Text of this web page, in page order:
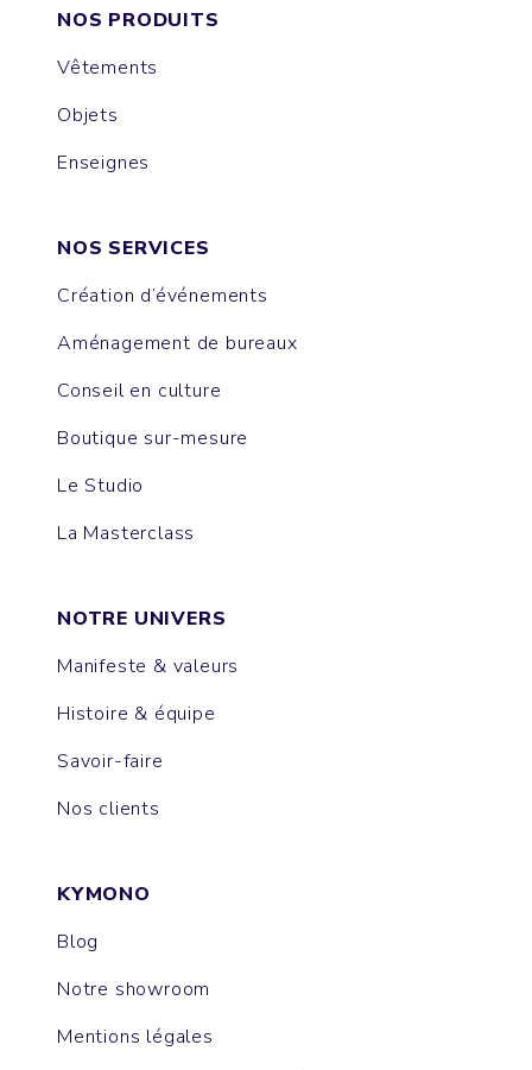
NOS PRODUITS
Vêtements
Objets
Enseignes
NOS SERVICES
Création d’événements
Aménagement de bureaux
Conseil en culture
Boutique sur-mesure
Le Studio
La Masterclass
NOTRE UNIVERS
Manifeste & valeurs
Histoire & équipe
Savoir-faire
Nos clients
KYMONO
Blog
Notre showroom
Mentions légales